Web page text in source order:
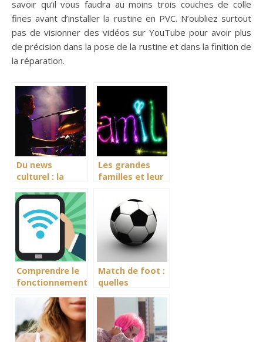
savoir qu’il vous faudra au moins trois couches de colle
fines avant d’installer la rustine en PVC. N’oubliez surtout
pas de visionner des vidéos sur YouTube pour avoir plus
de précision dans la pose de la rustine et dans la finition de
la réparation.
Du news
culturel : la
Italiens sur le
plateau
d’Eurovision
Les grandes
familles et leur
avantages en
plus
Comprendre le
fonctionnement
mobile
Match de foot :
quelles
on n’a pas les
chaînes TV ?